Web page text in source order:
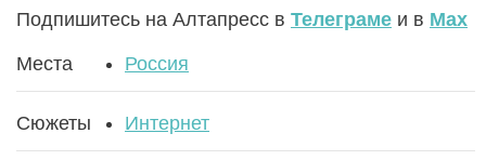
Подпишитесь на Алтапресс в Телеграме и в Max
Места Россия
Сюжеты Интернет